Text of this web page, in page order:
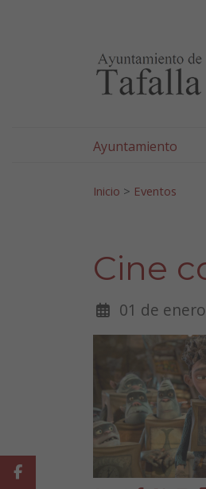
Ayuntamiento
Inicio > Eventos
Cine
01 de
Facebook